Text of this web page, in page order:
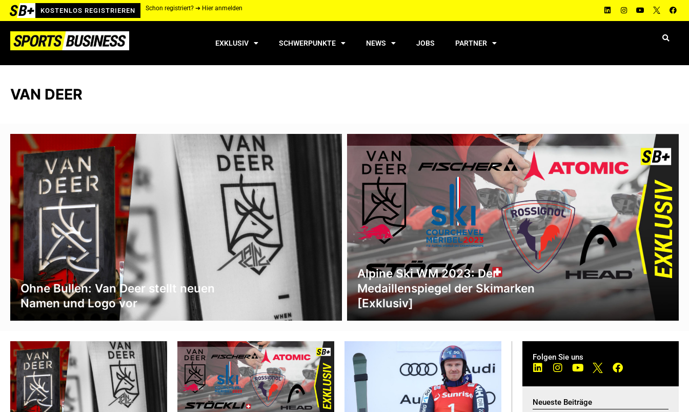
KOSTENLOS REGISTRIEREN Schon registriert? ➔ Hier anmelden
EXKLUSIV SCHWERPUNKTE NEWS JOBS PARTNER
VAN DEER
Ohne Bullen: Van Deer stellt neuen
Namen und Logo vor
Alpine Ski WM 2023: Der
Medaillenspiegel der Skimarken
[Exklusiv]
Folgen Sie uns
Neueste Beiträge